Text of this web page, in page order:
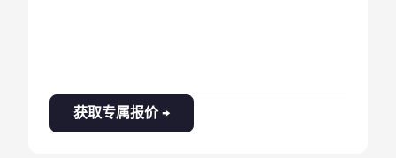
获取专属报价 →